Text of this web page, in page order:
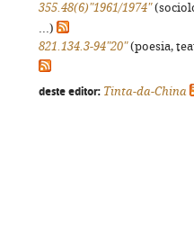
355.48(6)"1961/1974"
...)
821.134.3-94"20"(poesia,
deste editor: Tinta-da-China